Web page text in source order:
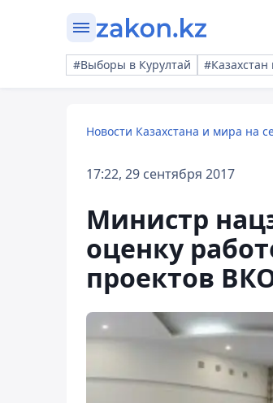
#Выборы в Курултай
Новости Казахстана и мира на
17:22, 29 сентября 2017
Министр
оценку
проектов